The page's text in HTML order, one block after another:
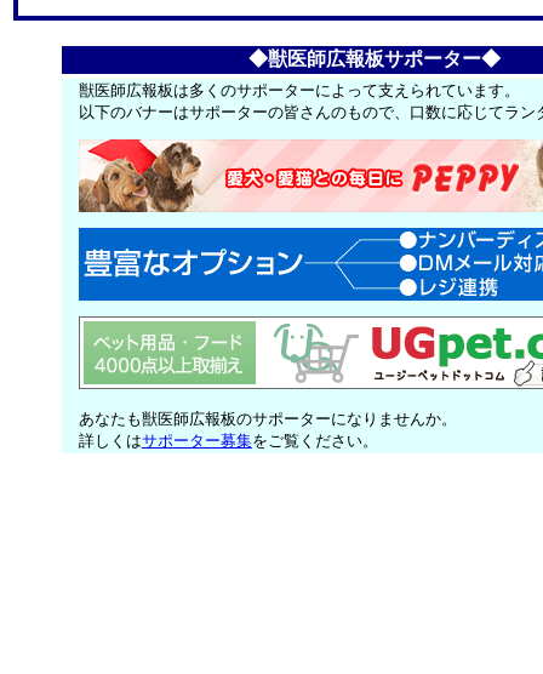
◆獣医師広報板サポーター◆
獣医師広報板は多くのサポーターによって支えられています。
以下のバナーはサポーターの皆さんのもので、口数に応じてラ
あなたも獣医師広報板のサポーターになりませんか。
詳しくはサポーター募集をご覧ください。